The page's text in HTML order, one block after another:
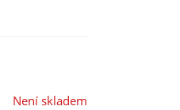
Není skladem